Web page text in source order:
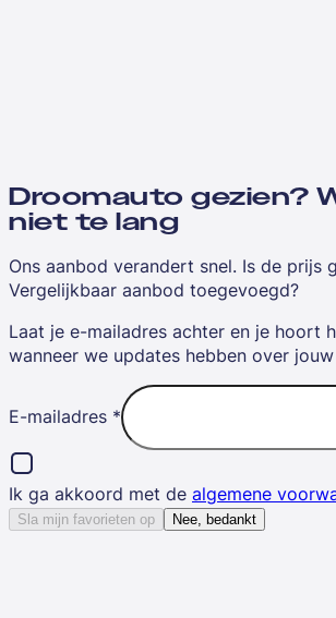
Droomauto gezien?
niet te lang
Ons aanbod verandert snel. Is de prijs
Vergelijkbaar aanbod toegevoegd?
Laat je e-mailadres achter en je hoort
wanneer we updates hebben over
E-mailadres *
Ik ga akkoord met de algemene
Sla mijn favorieten op Nee, bedankt